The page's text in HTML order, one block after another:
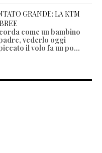
GRANDE: LA KTM
come un bambino
vederlo oggi
il volo fa un po...